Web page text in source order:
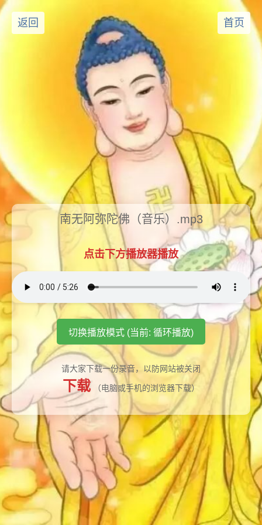
返回 首页
南无阿弥陀佛（音乐）.mp3
点击下方播放器播放
切换播放模式 (当前: 循环播放)
请大家下载一份录音，以防网站被关闭
下载 （电脑或手机的浏览器下载）